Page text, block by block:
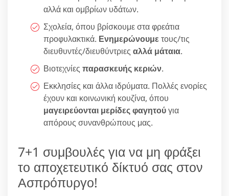
αλλά και ομβρίων υδάτων.
Σχολεία, όπου βρίσκουμε στα φρεάτια
προφυλακτικά. Ενημερώνουμε τους/τις
διευθυντές/διευθύντριες αλλά μάταια.
Βιοτεχνίες παρασκευής κεριών.
Εκκλησίες και άλλα ιδρύματα. Πολλές ενορίες
έχουν και κοινωνική κουζίνα, όπου
μαγειρεύονται μερίδες φαγητούγια
απόρους συνανθρώπους μας.
7+1 συμβουλές για να μη φράξει
το αποχετευτικό δίκτυό σας στον
Ασπρόπυργο!